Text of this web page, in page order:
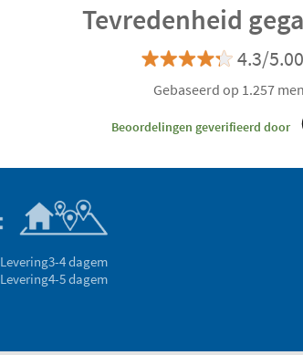
Tevredenheid
4.3/
Gebaseerd op 1.257
Beoordelingen geverifieerd door
Levering3-4 dagem
Levering4-5 dagem